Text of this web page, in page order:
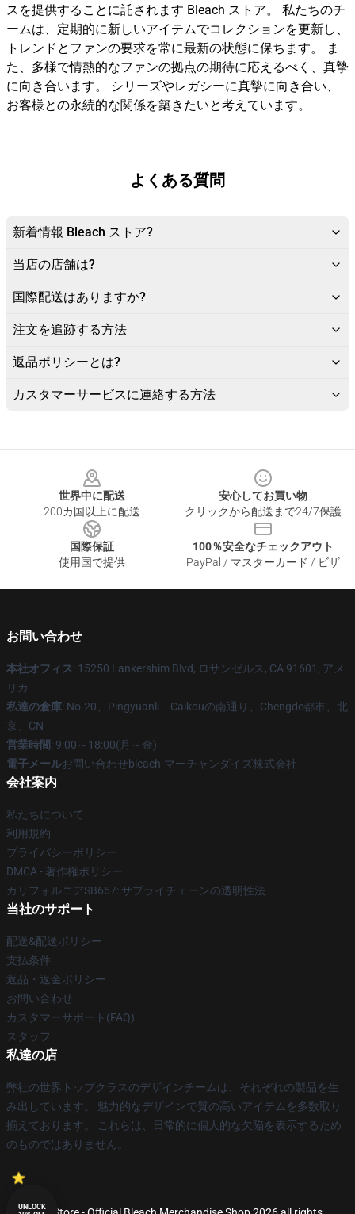
スを提供することに託されます Bleach ストア。 私たちのチ
ームは、定期的に新しいアイテムでコレクションを更新し、
トレンドとファンの要求を常に最新の状態に保ちます。 ま
た、多様で情熱的なファンの拠点の期待に応えるべく、真摯
に向き合います。 シリーズやレガシーに真摯に向き合い、
お客様との永続的な関係を築きたいと考えています。
よくある質問
新着情報 Bleach ストア?
当店の店舗は?
国際配送はありますか?
注文を追跡する方法
返品ポリシーとは?
カスタマーサービスに連絡する方法
世界中に配送
200カ国以上に配送
安心してお買い物
クリックから配送まで24/7保護
国際保証
使用国で提供
100％安全なチェックアウト
PayPal / マスターカード / ビザ
お問い合わせ
本社オフィス: 15250 Lankershim Blvd, ロサンゼルス, CA 91601, アメ
リカ
私達の倉庫: No.20、Pingyuanli、Caikouの南通り、Chengde都市、北
京、CN
営業時間: 9:00～18:00(月～金)
電子メールお問い合わせbleach-マーチャンダイズ株式会社
会社案内
私たちについて
利用規約
プライバシーポリシー
DMCA - 著作権ポリシー
カリフォルニアSB657: サプライチェーンの透明性法
当社のサポート
配送&配送ポリシー
支払条件
返品・返金ポリシー
お問い合わせ
カスタマーサポート(FAQ)
スタッフ
私達の店
弊社の世界トップクラスのデザインチームは、それぞれの製品を生
み出しています。 魅力的なデザインで質の高いアイテムを多数取り
揃えております。 これらは、日常的に個人的な欠陥を表示するため
のものではありません。
UNLOCK